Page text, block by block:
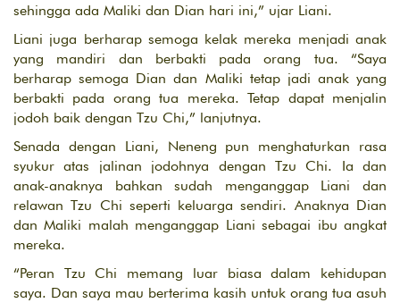
sehingga ada Maliki dan Dian hari ini,” ujar Liani.
Liani juga berharap semoga kelak mereka menjadi anak
yang mandiri dan berbakti pada orang tua. “Saya
berharap semoga Dian dan Maliki tetap jadi anak yang
berbakti pada orang tua mereka. Tetap dapat menjalin
jodoh baik dengan Tzu Chi,” lanjutnya.
Senada dengan Liani, Neneng pun menghaturkan rasa
syukur atas jalinan jodohnya dengan Tzu Chi. Ia dan
anak-anaknya bahkan sudah menganggap Liani dan
relawan Tzu Chi seperti keluarga sendiri. Anaknya Dian
dan Maliki malah menganggap Liani sebagai ibu angkat
mereka.
“Peran Tzu Chi memang luar biasa dalam kehidupan
saya. Dan saya mau berterima kasih untuk orang tua asuh